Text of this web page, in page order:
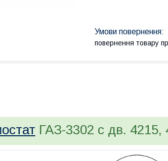
повернення товару
ГАЗ-3302 с дв. 4215,